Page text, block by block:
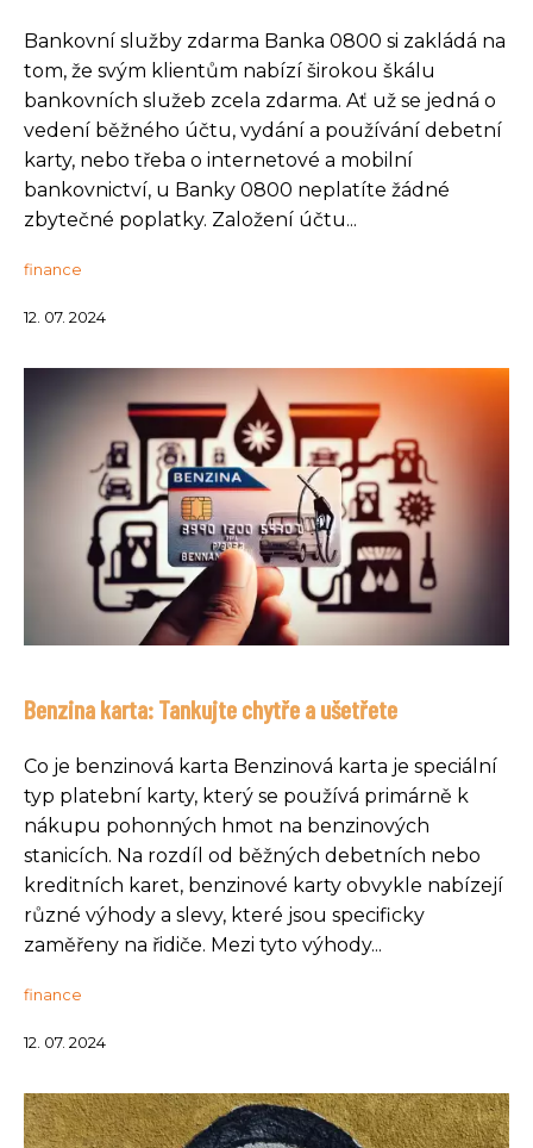
Bankovní služby zdarma Banka 0800 si zakládá na
tom, že svým klientům nabízí širokou škálu
bankovních služeb zcela zdarma. Ať už se jedná o
vedení běžného účtu, vydání a používání debetní
karty, nebo třeba o internetové a mobilní
bankovnictví, u Banky 0800 neplatíte žádné
zbytečné poplatky. Založení účtu...
finance
12. 07. 2024
Benzina karta: Tankujte chytře a ušetřete
Co je benzinová karta Benzinová karta je speciální
typ platební karty, který se používá primárně k
nákupu pohonných hmot na benzinových
stanicích. Na rozdíl od běžných debetních nebo
kreditních karet, benzinové karty obvykle nabízejí
různé výhody a slevy, které jsou specificky
zaměřeny na řidiče. Mezi tyto výhody...
finance
12. 07. 2024